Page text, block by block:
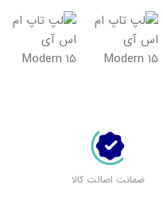
ضمانت اصالت کالا